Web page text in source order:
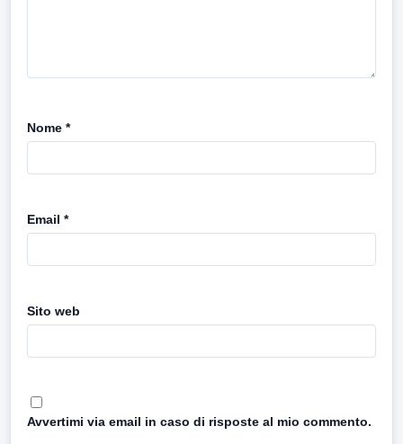
Nome *
Email *
Sito web
Avvertimi via email in caso di risposte al mio commento.